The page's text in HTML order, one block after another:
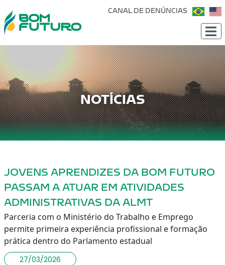
CANAL DE DENÚNCIAS
NOTÍCIAS
JOVENS APRENDIZES DA BOM FUTURO
PASSAM A ATUAR EM ATIVIDADES
ADMINISTRATIVAS DA ALMT
Parceria com o Ministério do Trabalho e Emprego
permite primeira experiência profissional e formação
prática dentro do Parlamento estadual
27/03/2026